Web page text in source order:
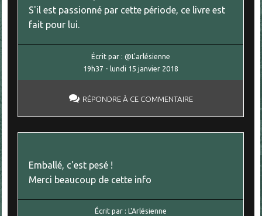
S'il est passionné par cette période, ce livre est
fait pour lui.
Écrit par :@L'arlésienne
19h37 -lundi 15 janvier 2018
RÉPONDRE À CE COMMENTAIRE
Emballé, c'est pesé !
Merci beaucoup de cette info
Écrit par :L'Arlésienne